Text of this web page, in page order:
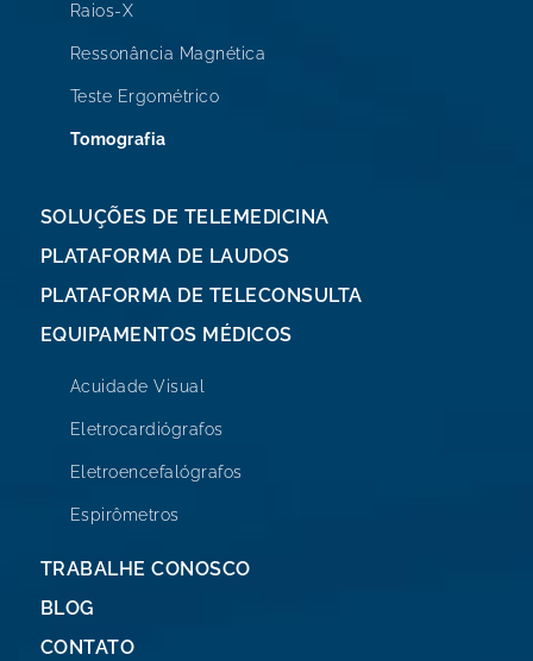
Raios-X
Ressonância Magnética
Teste Ergométrico
Tomografia
SOLUÇÕES DE TELEMEDICINA
PLATAFORMA DE LAUDOS
PLATAFORMA DE TELECONSULTA
EQUIPAMENTOS MÉDICOS
Acuidade Visual
Eletrocardiógrafos
Eletroencefalógrafos
Espirômetros
TRABALHE CONOSCO
BLOG
CONTATO